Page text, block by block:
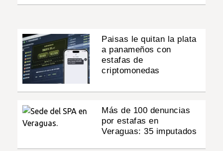
Paisas le quitan la plata
a panameños con
estafas de
criptomonedas
Más de 100 denuncias
por estafas en
Veraguas: 35 imputados